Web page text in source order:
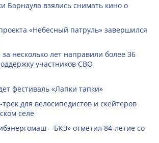
Барнаула взялись снимать кино о
«Небесный патруль» завершился
несколько лет направили более 36
участников СВО
фестиваль «Лапки тапки»
для велосипедистов и скейтеров
селе
– БКЗ» отметил 84-летие со